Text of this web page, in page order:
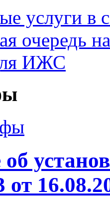
услуги в
очередь
ИЖС
от